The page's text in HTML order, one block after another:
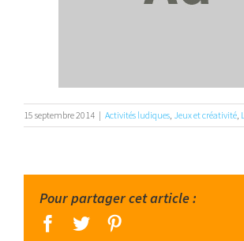
15 septembre 2014 | Activités ludiques Jeux et créativité
Pour partager cet article :
facebook
twitter